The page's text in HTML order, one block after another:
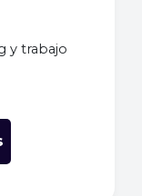
y trabajo